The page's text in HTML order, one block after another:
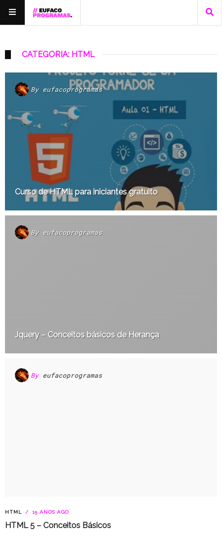
CATEGORIA: HTML
By eufacoprogramas
Curso de HTML para iniciantes gratuito
By eufacoprogramas
Jquery – Conceitos básicos de Herança
By eufacoprogramas
HTML 15 ANOS AGO
HTML 5 – Conceitos Básicos